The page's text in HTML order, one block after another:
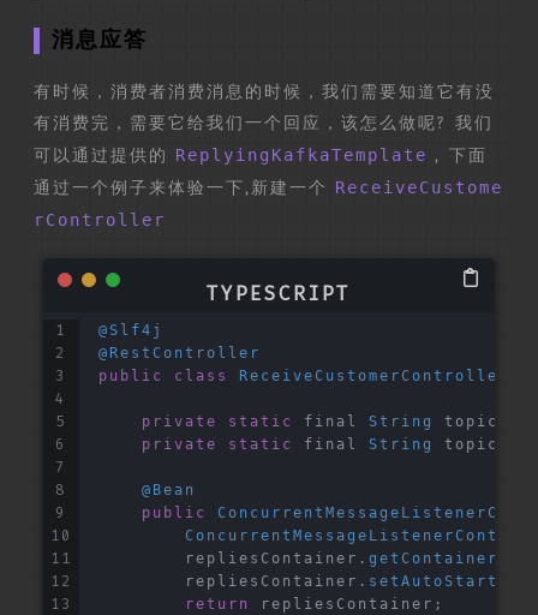
消息应答
有时候，消费者消费消息的时候，我们需要知道它有没
有消费完，需要它给我们一个回应，该怎么做呢? 我们
可以通过提供的
ReplyingKafkaTemplate , 下面
通过一个例子来体验一下,新建一个
ReceiveCustome
rController
@Slf4j
@RestController
public
class ReceiveCustomerController
private static final String topic =
private
static final String
@Bean
public
repliesContainer.
repliesContainer. setAutoStartup
return
repliesContainer;